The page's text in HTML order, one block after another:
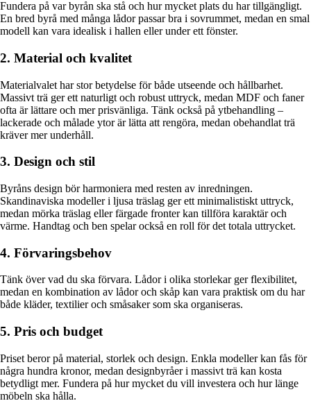
Fundera på var byrån ska stå och hur mycket plats du har tillgängligt.
En bred byrå med många lådor passar bra i sovrummet, medan en smal
modell kan vara idealisk i hallen eller under ett fönster.
2. Material och kvalitet
Materialvalet har stor betydelse för både utseende och hållbarhet.
Massivt trä ger ett naturligt och robust uttryck, medan MDF och faner
ofta är lättare och mer prisvänliga. Tänk också på ytbehandling –
lackerade och målade ytor är lätta att rengöra, medan obehandlat trä
kräver mer underhåll.
3. Design och stil
Byråns design bör harmoniera med resten av inredningen.
Skandinaviska modeller i ljusa träslag ger ett minimalistiskt uttryck,
medan mörka träslag eller färgade fronter kan tillföra karaktär och
värme. Handtag och ben spelar också en roll för det totala uttrycket.
4. Förvaringsbehov
Tänk över vad du ska förvara. Lådor i olika storlekar ger flexibilitet,
medan en kombination av lådor och skåp kan vara praktisk om du har
både kläder, textilier och småsaker som ska organiseras.
5. Pris och budget
Priset beror på material, storlek och design. Enkla modeller kan fås för
några hundra kronor, medan designbyråer i massivt trä kan kosta
betydligt mer. Fundera på hur mycket du vill investera och hur länge
möbeln ska hålla.